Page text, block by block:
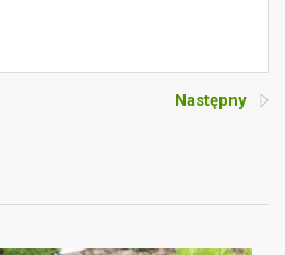
Następny